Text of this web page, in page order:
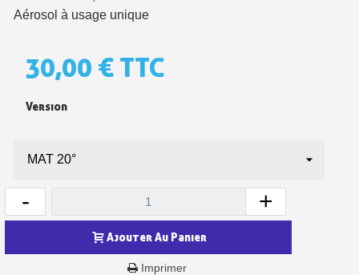
Inscription à la newsletter : 5€ de réduction
Aérosol à usage unique
30,00 € TTC
Version
- +
Ajouter Au Panier
Imprimer